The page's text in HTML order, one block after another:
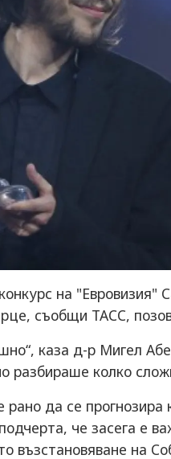
на "Евровизия"
съобщи ТАСС,
каза д-р Мигел
разбираше колко
да се
че засега е
възстановяване на